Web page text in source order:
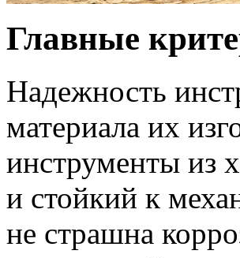
Главные
Надежность
материала их
инструменты из
и стойкий к
не страшна